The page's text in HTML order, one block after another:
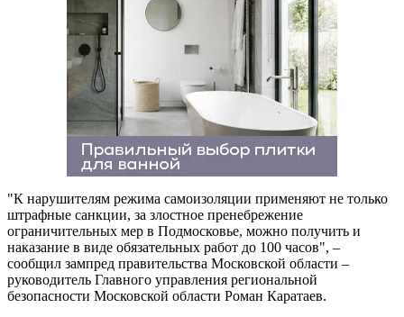
"К нарушителям режима самоизоляции применяют не только
штрафные санкции, за злостное пренебрежение
ограничительных мер в Подмосковье, можно получить и
наказание в виде обязательных работ до 100 часов", –
сообщил зампред правительства Московской области –
руководитель Главного управления региональной
безопасности Московской области Роман Каратаев.